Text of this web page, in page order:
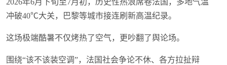
2026年6月下旬至7月初，历史性热浪席卷法国，多地气温
冲破40℃大关，巴黎等城市接连刷新高温纪录。
这场极端酷暑不仅烤热了空气，更吵翻了舆论场。
围绕“该不该装空调”，法国社会争论不休、各方拉扯辩